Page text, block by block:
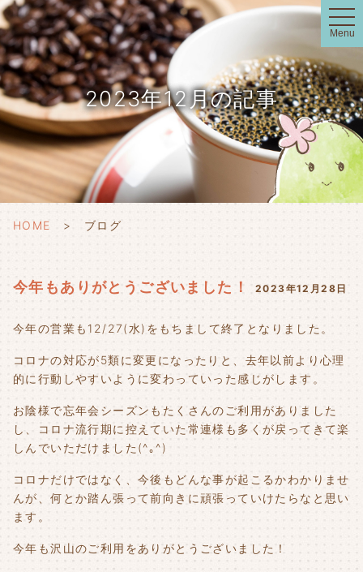
t
o
g
g
l
e
n
a
v
i
g
a
t
i
o
n
Menu
2023年12月の記事
HOME ブログ
今年もありがとうございました！ 2023年12月28日
今年の営業も12/27(水)をもちまして終了となりました。
コロナの対応が5類に変更になったりと、去年以前より心理
的に行動しやすいように変わっていった感じがします。
お陰様で忘年会シーズンもたくさんのご利用がありました
し、コロナ流行期に控えていた常連様も多くが戻ってきて楽
しんでいただけました(^｡^)
コロナだけではなく、今後もどんな事が起こるかわかりませ
んが、何とか踏ん張って前向きに頑張っていけたらなと思い
ます。
今年も沢山のご利用をありがとうございました！